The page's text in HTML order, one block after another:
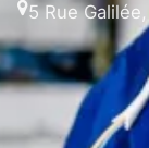
5 Rue